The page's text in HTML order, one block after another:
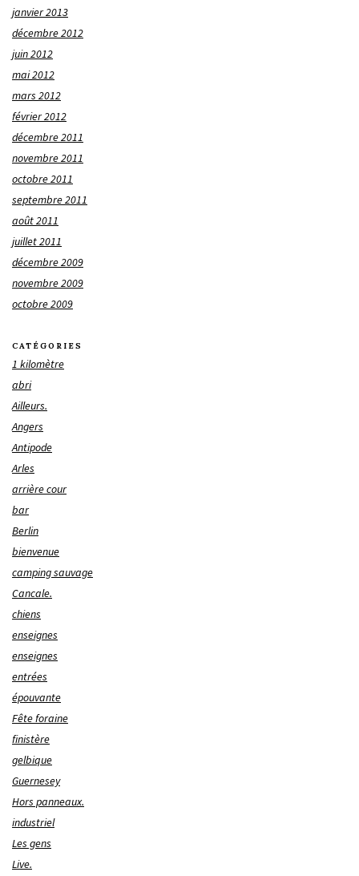
janvier 2013
décembre 2012
juin 2012
mai 2012
mars 2012
février 2012
décembre 2011
novembre 2011
octobre 2011
septembre 2011
août 2011
juillet 2011
décembre 2009
novembre 2009
octobre 2009
CATÉGORIES
1 kilomètre
abri
Ailleurs.
Angers
Antipode
Arles
arrière cour
bar
Berlin
bienvenue
camping sauvage
Cancale.
chiens
enseignes
enseignes
entrées
épouvante
Fête foraine
finistère
gelbique
Guernesey
Hors panneaux.
industriel
Les gens
Live.